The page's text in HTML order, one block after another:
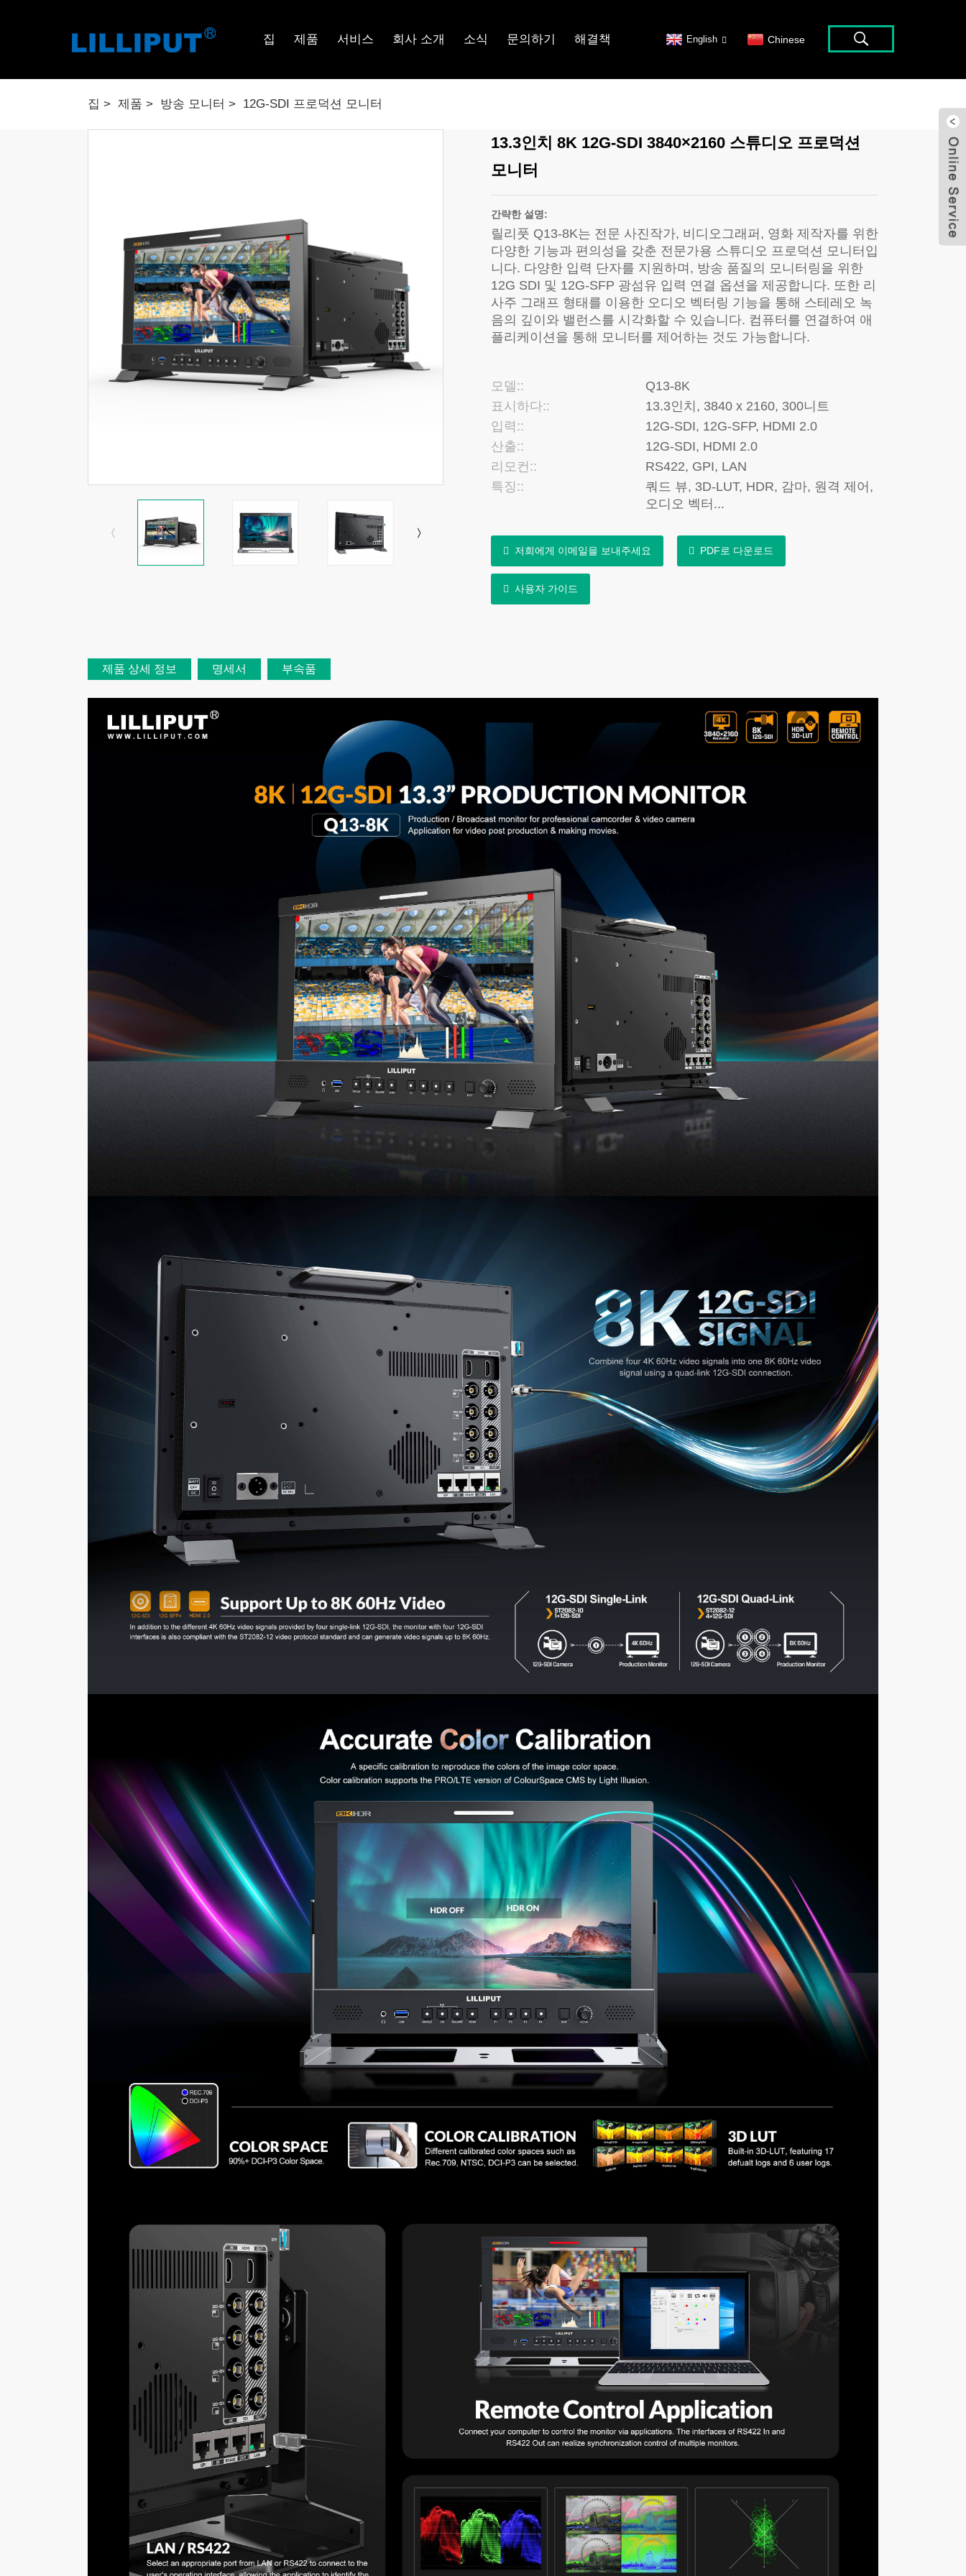
집 제품 서비스 회사 소개 소식 문의하기 해결책 English Chinese
집 제품 방송 모니터 12G-SDI 프로덕션 모니터
13.3인치 8K 12G-SDI 3840×2160 스튜디오 프로덕션
모니터
간략한 설명:
릴리풋 Q13-8K는 전문 사진작가, 비디오그래퍼, 영화 제작자를 위한
다양한 기능과 편의성을 갖춘 전문가용 스튜디오 프로덕션 모니터입
니다. 다양한 입력 단자를 지원하며, 방송 품질의 모니터링을 위한
12G SDI 및 12G-SFP 광섬유 입력 연결 옵션을 제공합니다. 또한 리
사주 그래프 형태를 이용한 오디오 벡터링 기능을 통해 스테레오 녹
음의 깊이와 밸런스를 시각화할 수 있습니다. 컴퓨터를 연결하여 애
플리케이션을 통해 모니터를 제어하는 ​​것도 가능합니다.
모델::
Q13-8K
표시하다::
13.3인치, 3840 x 2160, 300니트
입력::
12G-SDI, 12G-SFP, HDMI 2.0
산출::
12G-SDI, HDMI 2.0
리모컨::
RS422, GPI, LAN
특징::
쿼드 뷰, 3D-LUT, HDR, 감마, 원격 제어,
오디오 벡터...
저희에게 이메일을 보내주세요 PDF로 다운로드
사용자 가이드
제품 상세 정보 명세서 부속품